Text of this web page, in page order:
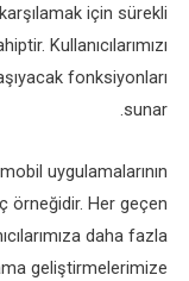
için sürekli
Kullanıcılarımızı
fonksiyonları
sunar.
uygulamalarının
örneğidir. Her geçen
daha fazla
geliştirmelerimize